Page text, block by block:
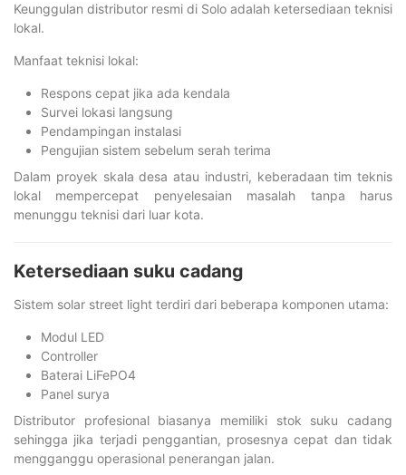
Keunggulan distributor resmi di Solo adalah ketersediaan teknisi
lokal.
Manfaat teknisi lokal:
Respons cepat jika ada kendala
Survei lokasi langsung
Pendampingan instalasi
Pengujian sistem sebelum serah terima
Dalam proyek skala desa atau industri, keberadaan tim teknis
lokal mempercepat penyelesaian masalah tanpa harus
menunggu teknisi dari luar kota.
Ketersediaan suku cadang
Sistem solar street light terdiri dari beberapa komponen utama:
Modul LED
Controller
Baterai LiFePO4
Panel surya
Distributor profesional biasanya memiliki stok suku cadang
sehingga jika terjadi penggantian, prosesnya cepat dan tidak
mengganggu operasional penerangan jalan.